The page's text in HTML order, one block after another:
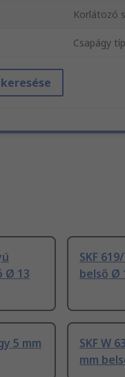
Korlátozó
Csapágy
Ø 13
SKF
belső Ø
5 mm
SKF W
mm